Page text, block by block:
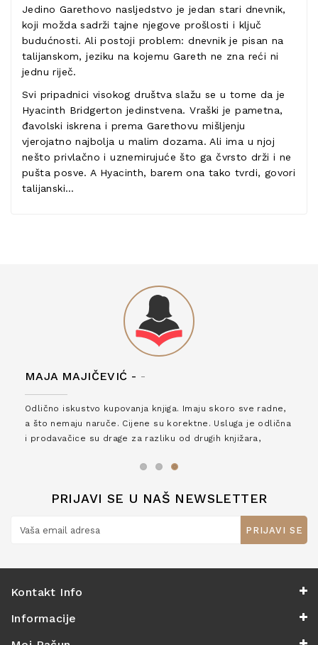
Jedino Garethovo nasljedstvo je jedan stari dnevnik,
koji možda sadrži tajne njegove prošlosti i ključ
budućnosti. Ali postoji problem: dnevnik je pisan na
talijanskom, jeziku na kojemu Gareth ne zna reći ni
jednu riječ.
Svi pripadnici visokog društva slažu se u tome da je
Hyacinth Bridgerton jedinstvena. Vraški je pametna,
đavolski iskrena i prema Garethovu mišljenju
vjerojatno najbolja u malim dozama. Ali ima u njoj
nešto privlačno i uznemirujuće što ga čvrsto drži i ne
pušta posve. A Hyacinth, barem ona tako tvrdi, govori
talijanski…
MAJA MAJIČEVIĆ - -
Odlično iskustvo kupovanja knjiga. Imaju skoro sve radne,
a što nemaju naruče. Cijene su korektne. Usluga je odlična
i prodavačice su drage za razliku od drugih knjižara,
PRIJAVI SE U NAŠ NEWSLETTER
PRIJAVI SE
Kontakt Info
Informacije